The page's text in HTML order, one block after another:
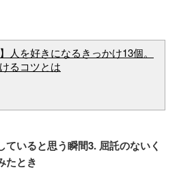
人を好きになるきっかけ13個。
るコツとは
ていると思う瞬間3. 屈託のないく
たとき